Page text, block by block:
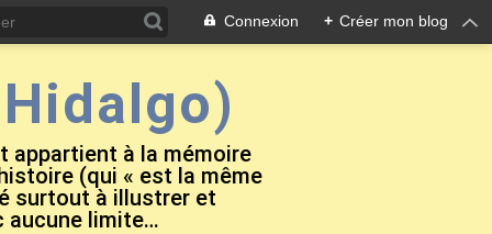
Connexion + Créer mon blog
Hidalgo)
appartient à la mémoire
(qui « est la même
surtout à illustrer et
aucune limite…